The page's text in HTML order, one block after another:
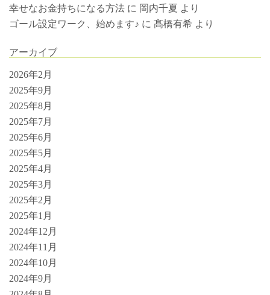
幸せなお金持ちになる方法 に 岡内千夏 より
ゴール設定ワーク、始めます♪ に 髙橋有希 より
アーカイブ
2026年2月
2025年9月
2025年8月
2025年7月
2025年6月
2025年5月
2025年4月
2025年3月
2025年2月
2025年1月
2024年12月
2024年11月
2024年10月
2024年9月